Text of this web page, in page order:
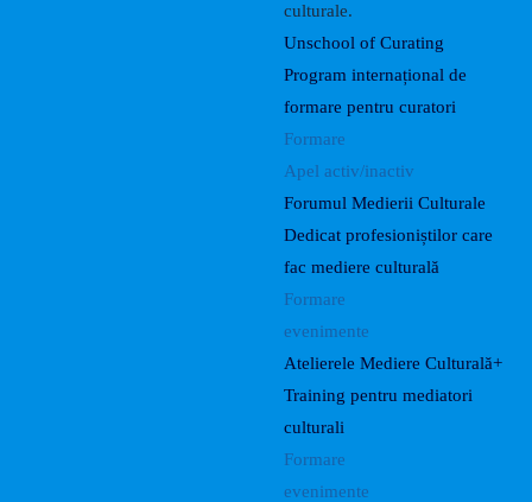
culturale.
Unschool of Curating
Program internațional de
formare pentru curatori
Formare
Apel activ/inactiv
Forumul Medierii Culturale
Dedicat profesioniștilor care
fac mediere culturală
Formare
evenimente
Atelierele Mediere Culturală+
Training pentru mediatori
culturali
Formare
evenimente